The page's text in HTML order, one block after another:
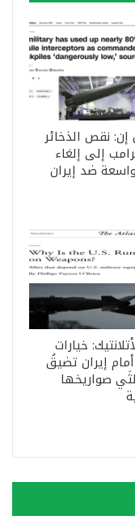
نقص الذخائر
إلى إلغاء
ضد إيران
خيارات
إيران تضيقُ
صواريخها